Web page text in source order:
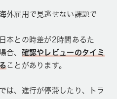
外雇用で見逃せない課題で
本との時差が2時間あるた
合、 確認やレビューのタイミ
ことがあります。
は、進行が停滞したり、トラ